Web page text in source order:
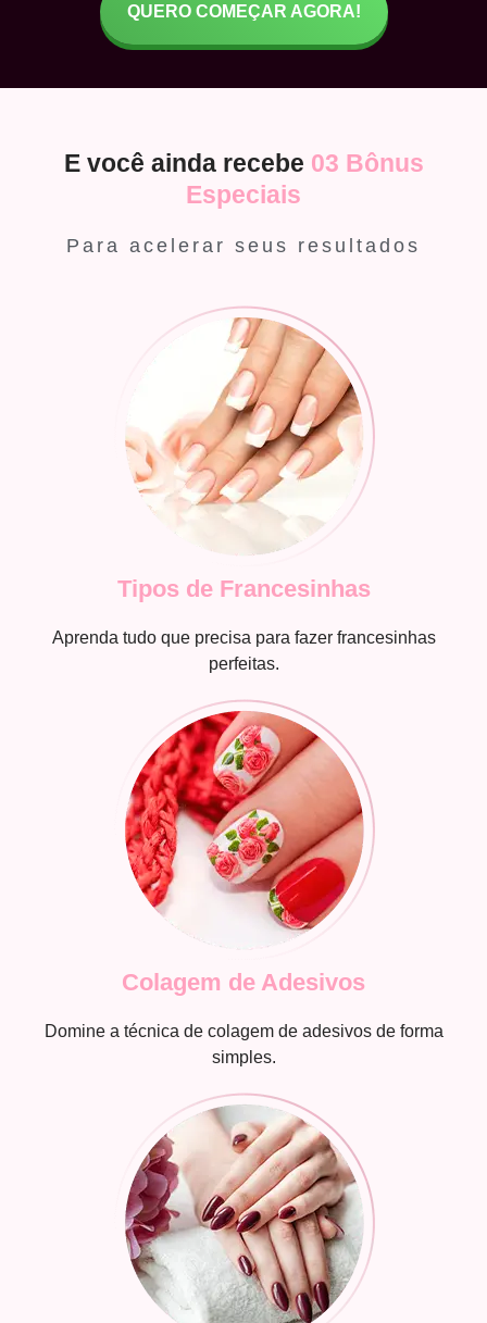
QUERO COMEÇAR AGORA!
E você ainda recebe 03 Bônus
Especiais
Para acelerar seus resultados
Tipos de Francesinhas
Aprenda tudo que precisa para fazer francesinhas
perfeitas.
Colagem de Adesivos
Domine a técnica de colagem de adesivos de forma
simples.